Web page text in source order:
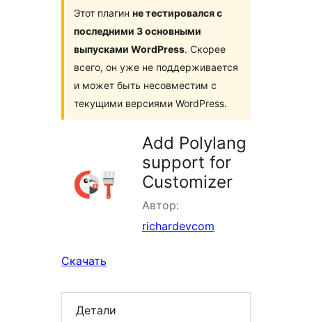
Этот плагин не тестировался с
последними 3 основными
выпусками WordPress. Скорее
всего, он уже не поддерживается
и может быть несовместим с
текущими версиями WordPress.
Add Polylang
support for
Customizer
Автор:
richardevcom
Скачать
Детали